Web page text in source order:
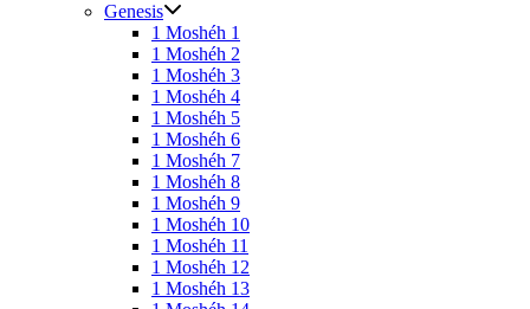
Genesis
1 Moshéh 1
1 Moshéh 2
1 Moshéh 3
1 Moshéh 4
1 Moshéh 5
1 Moshéh 6
1 Moshéh 7
1 Moshéh 8
1 Moshéh 9
1 Moshéh 10
1 Moshéh 11
1 Moshéh 12
1 Moshéh 13